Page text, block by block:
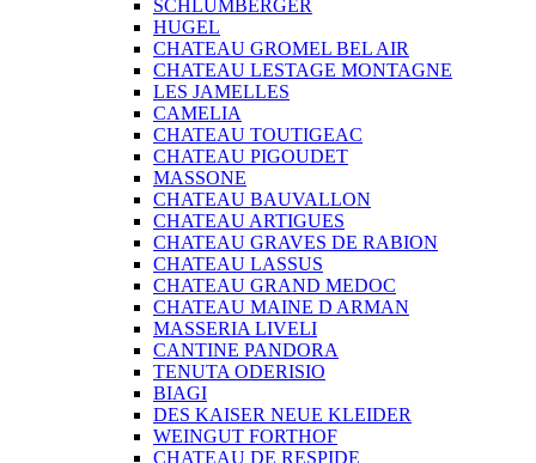
SCHLUMBERGER
HUGEL
CHATEAU GROMEL BEL AIR
CHATEAU LESTAGE MONTAGNE
LES JAMELLES
CAMELIA
CHATEAU TOUTIGEAC
CHATEAU PIGOUDET
MASSONE
CHATEAU BAUVALLON
CHATEAU ARTIGUES
CHATEAU GRAVES DE RABION
CHATEAU LASSUS
CHATEAU GRAND MEDOC
CHATEAU MAINE D ARMAN
MASSERIA LIVELI
CANTINE PANDORA
TENUTA ODERISIO
BIAGI
DES KAISER NEUE KLEIDER
WEINGUT FORTHOF
CHATEAU DE RESPIDE